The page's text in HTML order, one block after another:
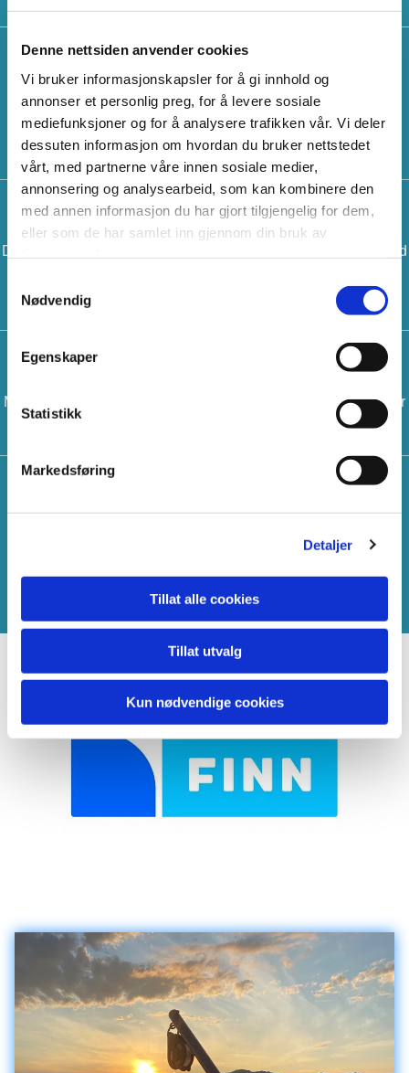
Denne nettsiden anvender cookies
Vi bruker informasjonskapsler for å gi innhold og
annonser et personlig preg, for å levere sosiale
mediefunksjoner og for å analysere trafikken vår. Vi deler
dessuten informasjon om hvordan du bruker nettstedet
vårt, med partnerne våre innen sosiale medier,
annonsering og analysearbeid, som kan kombinere den
med annen informasjon du har gjort tilgjengelig for dem,
eller som de har samlet inn gjennom din bruk av
Nødvendig
Egenskaper
Statistikk
Markedsføring
Detaljer
Tillat alle cookies
Tillat utvalg
Kun nødvendige cookies
Snelle
PROFF2 Juksamaskin kommer med en innkapslet snelle som
beskytter og holder snøret på plass under fiske.
15 kg
Dens robuste og kompakte aluminiumschassis, kombinert med
profesjonelt yrkesbruk så vel som fritidsfiske.
Strøm
Med sin kraftige børsteløse motor som er direktedrevet, oppnår
du lavt strømforbruk og minimalt vedlikehold.
30 år
Vesterålen hvor vi har over 30 års erfaring med produksjon og
service av juksamaskiner.
Se Finn Annonse.